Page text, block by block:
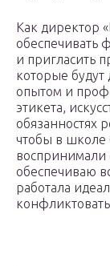
Как директор
обеспечивать
и пригласить
которые
опытом и
этикета,
обязанностях
чтобы в школе
воспринимали
обеспечиваю
работала